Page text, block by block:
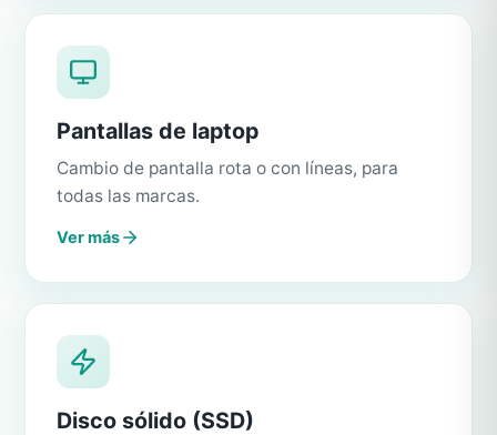
Pantallas de laptop
Cambio de pantalla rota o con líneas, para
todas las marcas.
Ver más
Disco sólido (SSD)